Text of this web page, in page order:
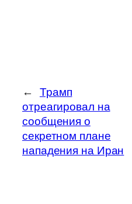
←
Трамп
отреагировал на
сообщения о
секретном плане
нападения на Иран